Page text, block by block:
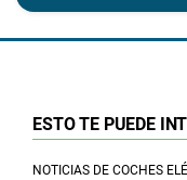
ESTO TE PUEDE
NOTICIAS DE COCHES